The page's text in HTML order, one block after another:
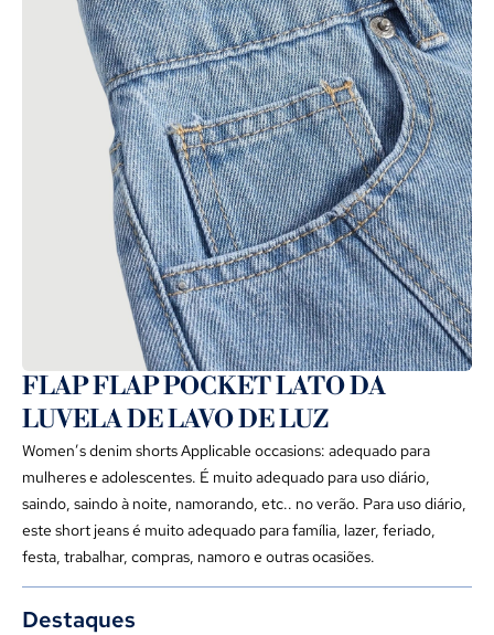
FLAP FLAP POCKET LATO DA
LUVELA DE LAVO DE LUZ
Women’s denim shorts Applicable occasions: adequado para
mulheres e adolescentes. É muito adequado para uso diário,
saindo, saindo à noite, namorando, etc.. no verão. Para uso diário,
este short jeans é muito adequado para família, lazer, feriado,
festa, trabalhar, compras, namoro e outras ocasiões.
Destaques